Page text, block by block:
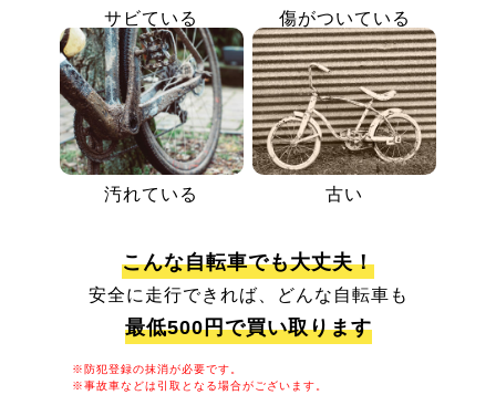
サビている 傷がついている
汚れている 古い
こんな自転車でも大丈夫！
安全に走行できれば、どんな自転車も
最低500円で買い取ります
※防犯登録の抹消が必要です。
※事故車などは引取となる場合がございます。